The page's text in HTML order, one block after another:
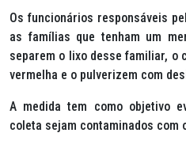
Os funcionários responsáveis
as famílias que tenham um
separem o lixo desse familiar, o
vermelha e o pulverizem com
A medida tem como objetivo
coleta sejam contaminados com